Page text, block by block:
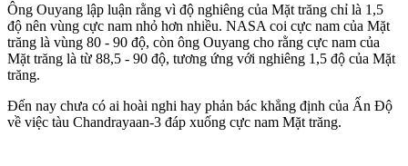
Ông Ouyang lập luận rằng vì độ nghiêng của Mặt trăng chỉ là 1,5
độ nên vùng cực nam nhỏ hơn nhiều. NASA coi cực nam của Mặt
trăng là vùng 80 - 90 độ, còn ông Ouyang cho rằng cực nam của
Mặt trăng là từ 88,5 - 90 độ, tương ứng với nghiêng 1,5 độ của Mặt
trăng.
Đến nay chưa có ai hoài nghi hay phản bác khẳng định của Ấn Độ
về việc tàu Chandrayaan-3 đáp xuống cực nam Mặt trăng.